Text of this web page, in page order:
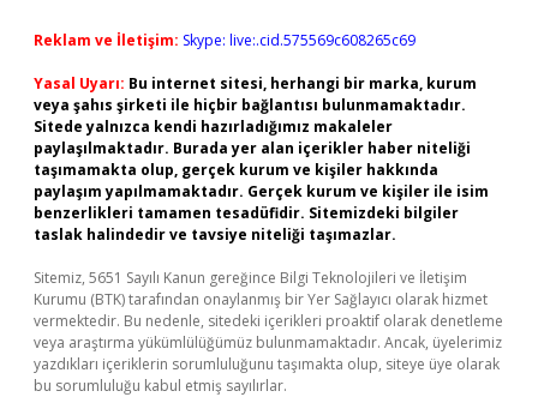
Reklam ve İletişim: Skype: live:.cid.575569c608265c69
Yasal Uyarı: Bu internet sitesi, herhangi bir marka, kurum
veya şahıs şirketi ile hiçbir bağlantısı bulunmamaktadır.
Sitede yalnızca kendi hazırladığımız makaleler
paylaşılmaktadır. Burada yer alan içerikler haber niteliği
taşımamakta olup, gerçek kurum ve kişiler hakkında
paylaşım yapılmamaktadır. Gerçek kurum ve kişiler ile isim
benzerlikleri tamamen tesadüfidir. Sitemizdeki bilgiler
taslak halindedir ve tavsiye niteliği taşımazlar.
Sitemiz, 5651 Sayılı Kanun gereğince Bilgi Teknolojileri ve İletişim
Kurumu (BTK) tarafından onaylanmış bir Yer Sağlayıcı olarak hizmet
vermektedir. Bu nedenle, sitedeki içerikleri proaktif olarak denetleme
veya araştırma yükümlülüğümüz bulunmamaktadır. Ancak, üyelerimiz
yazdıkları içeriklerin sorumluluğunu taşımakta olup, siteye üye olarak
bu sorumluluğu kabul etmiş sayılırlar.